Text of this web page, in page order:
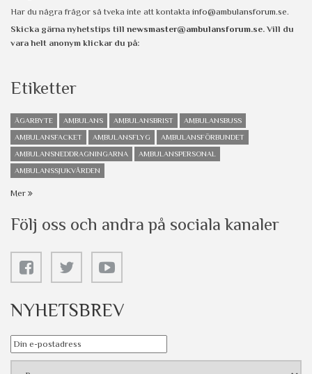
Har du några frågor så tveka inte att kontakta info@ambulansforum.se.
Skicka gärna nyhetstips till newsmaster@ambulansforum.se. Vill du
vara helt anonym klickar du på:
Etiketter
ÄGARBYTE AMBULANS AMBULANSBRIST
AMBULANSBUSS
AMBULANSFACKET
AMBULANSFLYG
AMBULANSFÖRBUNDET
AMBULANSNEDDRAGNINGARNA
AMBULANSPERSONAL
AMBULANSSJUKVÅRDEN
Mer
Följ oss och andra på sociala kanaler
NYHETSBREV